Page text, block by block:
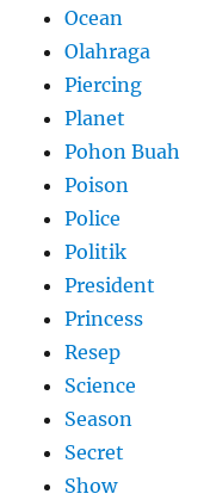
Ocean
Olahraga
Piercing
Planet
Pohon Buah
Poison
Police
Politik
President
Princess
Resep
Science
Season
Secret
Show